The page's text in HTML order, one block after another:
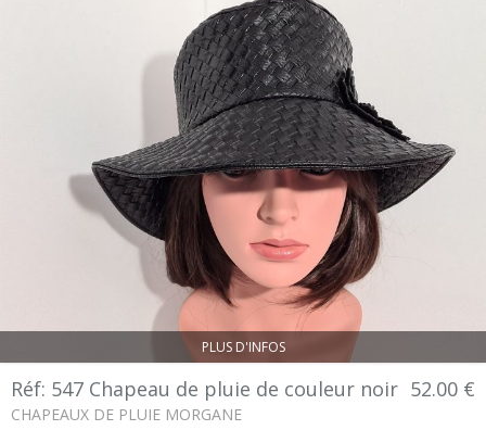
PLUS D'INFOS
Réf: 547 Chapeau de pluie de couleur noir
CHAPEAUX DE PLUIE MORGANE
52.00 €